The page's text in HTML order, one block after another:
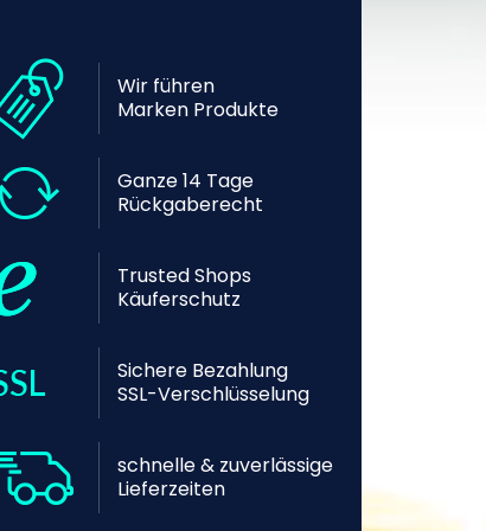
Wir führen
Marken Produkte
Ganze 14 Tage
Rückgaberecht
Trusted Shops
Käuferschutz
Sichere Bezahlung
SSL-Verschlüsselung
schnelle & zuverlässige
Lieferzeiten